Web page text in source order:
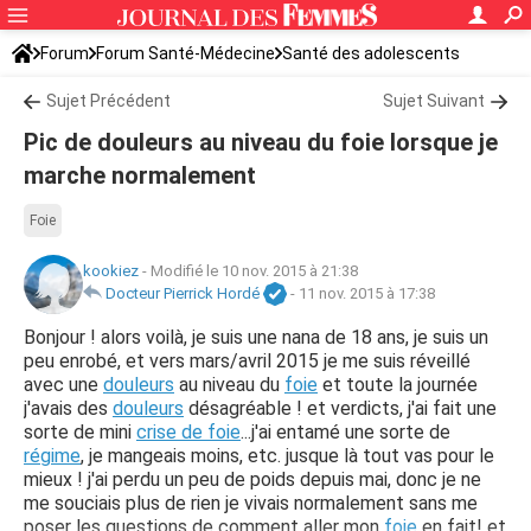
Forum Forum Santé-Médecine Santé des adolescents
Sujet Précédent Sujet Suivant
Pic de douleurs au niveau du foie lorsque je
marche normalement
Foie
kookiez - Modifié le 10 nov. 2015 à 21:38
Docteur Pierrick Hordé
- 11 nov. 2015 à 17:38
Bonjour ! alors voilà, je suis une nana de 18 ans, je suis un
peu enrobé, et vers mars/avril 2015 je me suis réveillé
avec une douleurs au niveau du foie et toute la journée
j'avais des douleurs désagréable ! et verdicts, j'ai fait une
sorte de mini crise de foie...j'ai entamé une sorte de
régime, je mangeais moins, etc. jusque là tout vas pour le
mieux ! j'ai perdu un peu de poids depuis mai, donc je ne
me souciais plus de rien je vivais normalement sans me